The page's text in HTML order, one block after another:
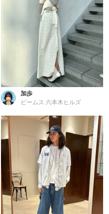
加歩
ビームス 六本木ヒルズ